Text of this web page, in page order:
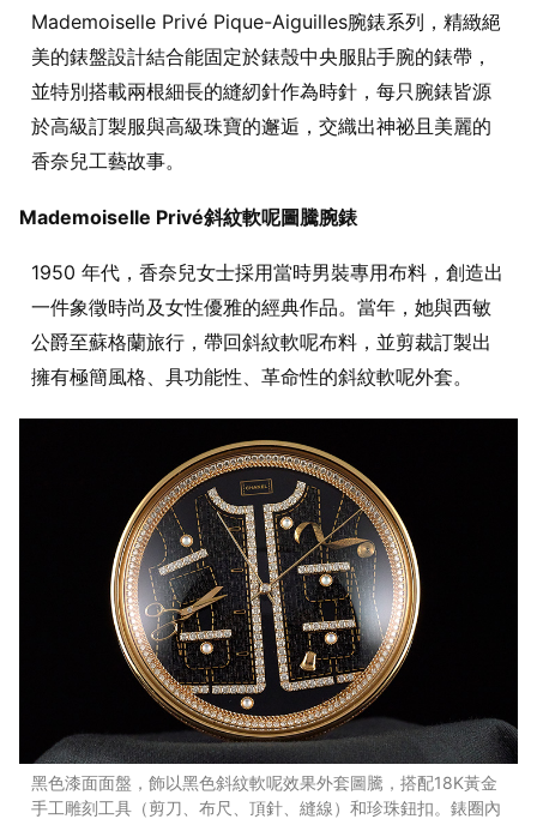
Mademoiselle Privé Pique-Aiguilles腕錶系列，精緻絕
美的錶盤設計結合能固定於錶殼中央服貼手腕的錶帶，
並特別搭載兩根細長的縫紉針作為時針，每只腕錶皆源
於高級訂製服與高級珠寶的邂逅，交織出神祕且美麗的
香奈兒工藝故事。
Mademoiselle Privé斜紋軟呢圖騰腕錶
1950 年代，香奈兒女士採用當時男裝專用布料，創造出
一件象徵時尚及女性優雅的經典作品。當年，她與西敏
公爵至蘇格蘭旅行，帶回斜紋軟呢布料，並剪裁訂製出
擁有極簡風格、具功能性、革命性的斜紋軟呢外套。
黑色漆面面盤，飾以黑色斜紋軟呢效果外套圖騰，搭配18K黃金
手工雕刻工具（剪刀、布尺、頂針、縫線）和珍珠鈕扣。錶圈內